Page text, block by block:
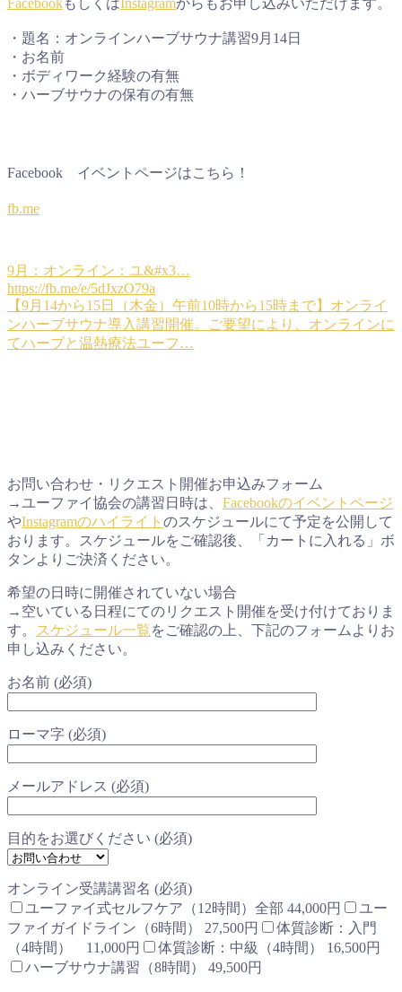
・題名：オンラインハーブサウナ講習9月14日
・お名前
・ボディワーク経験の有無
・ハーブサウナの保有の有無
Facebook イベントページはこちら！
fb.me
9月：オンライン：ユ&#x3…
https://fb.me/e/5dJxzO79a
【9月14から15日（木金）午前10時から15時まで】オンライ
ンハーブサウナ導入講習開催。ご要望により、オンラインに
てハーブと温熱療法ユーフ…
お問い合わせ・リクエスト開催お申込みフォーム
→ユーファイ協会の講習日時は、 Facebookのイベントページ
やInstagramのハイライト のスケジュールにて予定を公開して
おります。スケジュールをご確認後、「カートに入れる」ボ
タンよりご決済ください。
希望の日時に開催されていない場合
→空いている日程にてのリクエスト開催を受け付けておりま
す。
スケジュール一覧をご確認の上、下記のフォームよりお
申し込みください。
お名前 (必須)
ローマ字 (必須)
メールアドレス (必須)
目的をお選びください (必須)
オンライン受講講習名 (必須)
ユーファイ式セルフケア（12時間）全部 44,000円
ユー
ファイガイドライン（6時間） 27,500円
体質診断：入門
（4時間） 11,000円
体質診断：中級（4時間） 16,500円
ハーブサウナ講習（8時間） 49,500円